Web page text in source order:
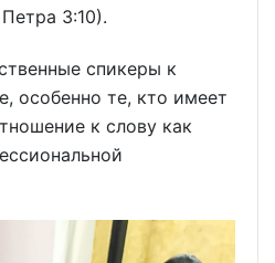
3:10).
спикеры к
особенно те, кто имеет
к слову как